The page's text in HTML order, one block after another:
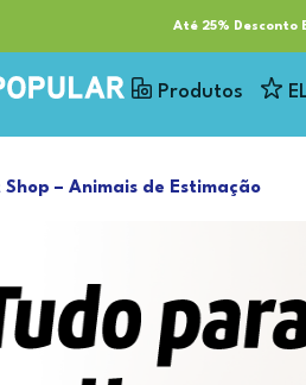
Até 25% Desconto
Serviços
Produtos
Shop – Animais de Estimação